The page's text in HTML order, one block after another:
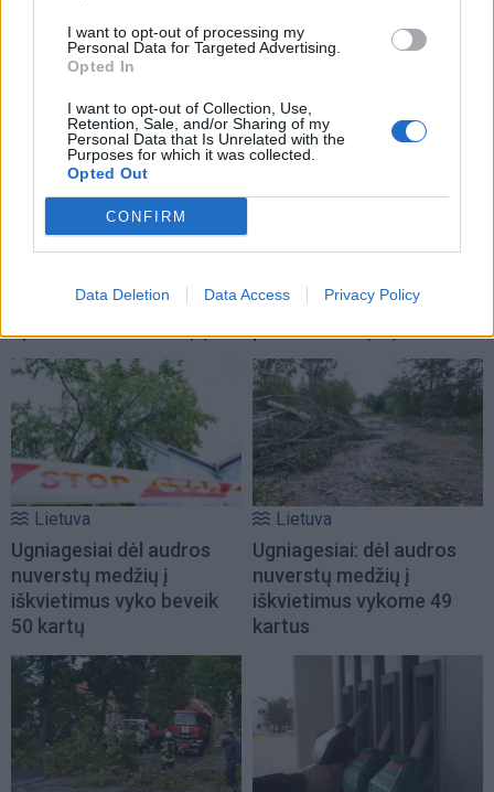
I want to opt-out of processing my
Personal Data for Targeted Advertising.
Opted In
I want to opt-out of Collection, Use,
Retention, Sale, and/or Sharing of my
Personal Data that Is Unrelated with the
Purposes for which it was collected.
Opted Out
CONFIRM
Data Deletion Data Access Privacy Policy
TAIP PAT SKAITYKITE
Užulėnyje – Smetoninių
neatsakytus prezidento
Čmilytė-Nielsen
kandidatuoti į
Lietuva
Ugniagesiai dėl audros
nuverstų medžių į
iškvietimus vyko beveik
50 kartų
Lietuva
Ugniagesiai: dėl audros
nuverstų medžių į
iškvietimus vykome 49
kartus